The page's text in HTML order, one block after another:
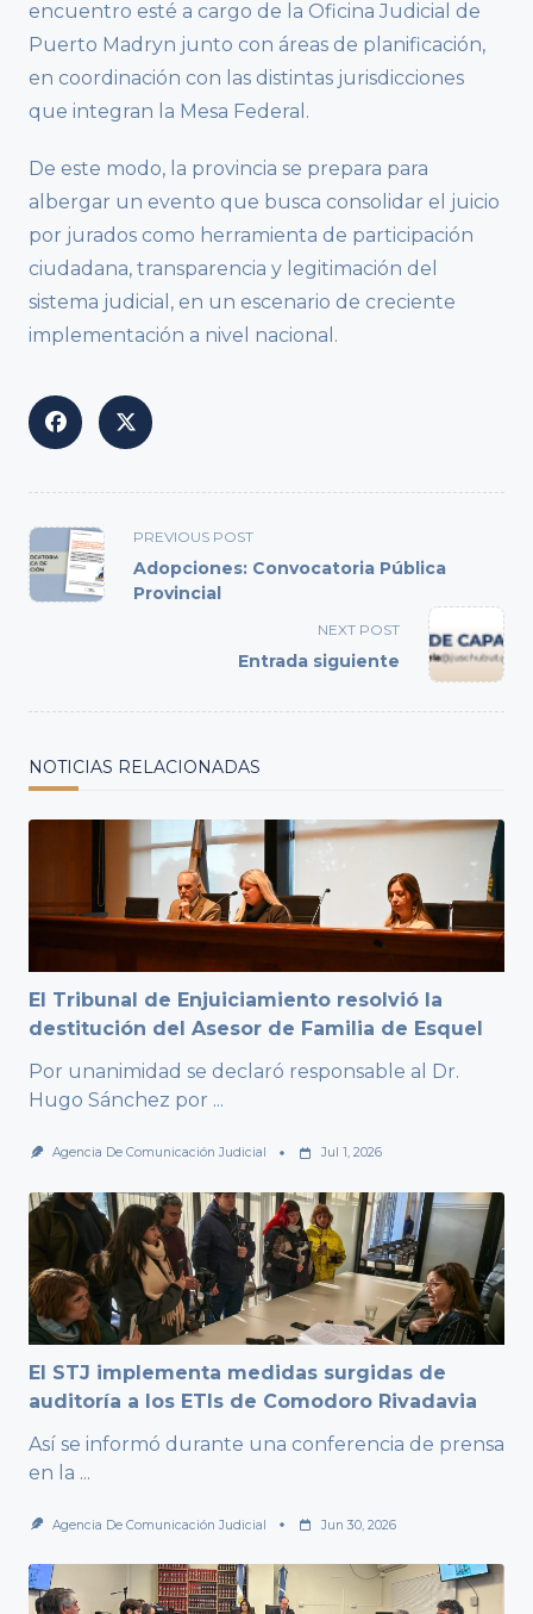
encuentro esté a cargo de la Oficina Judicial de
Puerto Madryn junto con áreas de planificación,
en coordinación con las distintas jurisdicciones
que integran la Mesa Federal.
De este modo, la provincia se prepara para
albergar un evento que busca consolidar el juicio
por jurados como herramienta de participación
ciudadana, transparencia y legitimación del
sistema judicial, en un escenario de creciente
implementación a nivel nacional.
<span
class="nav-
subtitle
PREVIOUS POST
Adopciones: Convocatoria Pública
Provincial
NEXT POST
Entrada siguiente
NOTICIAS RELACIONADAS
El Tribunal de Enjuiciamiento resolvió la
destitución del Asesor de Familia de Esquel
Por unanimidad se declaró responsable al Dr.
Hugo Sánchez por ...
Agencia De Comunicación Judicial Jul 1, 2026
El STJ implementa medidas surgidas de
auditoría a los ETIs de Comodoro Rivadavia
Así se informó durante una conferencia de prensa
en la ...
Agencia De Comunicación Judicial Jun 30, 2026